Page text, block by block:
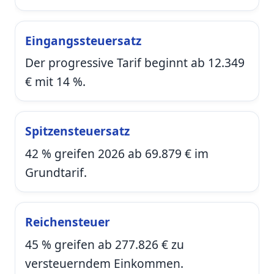
Eingangssteuersatz
Der progressive Tarif beginnt ab 12.349
€ mit 14 %.
Spitzensteuersatz
42 % greifen 2026 ab 69.879 € im
Grundtarif.
Reichensteuer
45 % greifen ab 277.826 € zu
versteuerndem Einkommen.